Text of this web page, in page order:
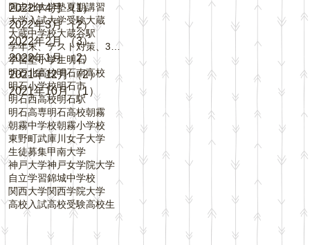
2022年4月 （1）1件の記事
2022年3月 （2）2件の記事
2022年2月 （3）3件の記事
2022年1月 （2） 2件の記事
2021年12月 （2）2件の記事
2021年10月 （1） 1件の記事
同志社大学塾夏期講習
大学入試大学受験大蔵
大蔵中学校大蔵谷駅
学年末、テスト対策、3学期、内申点、評定、
学習塾小学生明石
明石北高校明石南高校
明石小学校明石市
明石西高校明石駅
明石高専明石高校朝霧
朝霧中学校朝霧小学校
東野町武庫川女子大学
生徒募集甲南大学
神戸大学神戸女学院大学
自立学習錦城中学校
関西大学関西学院大学
高校入試高校受験高校生